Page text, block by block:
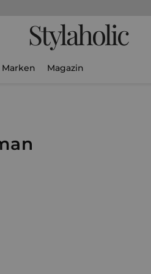
Stylaholic
Marken Magazin